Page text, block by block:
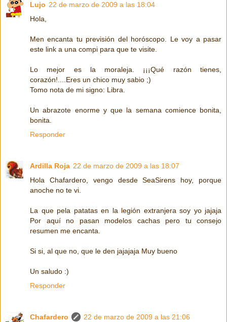
Lujo 22 de marzo de 2009 a las 18:04
Hola,
Men encanta tu previsión del horóscopo. Le voy a pasar
este link a una compi para que te visite.
Lo mejor es la moraleja. ¡¡¡Qué razón tienes,
corazón!....Eres un chico muy sabio ;)
Tomo nota de mi signo: Libra.
Un abrazote enorme y que la semana comience bonita,
bonita.
Responder
Ardilla Roja 22 de marzo de 2009 a las 18:07
Hola Chafardero, vengo desde SeaSirens hoy, porque
anoche no te vi.
La que pela patatas en la legión extranjera soy yo jajaja
Por aquí no pasan modelos cachas pero tu consejo
resumen me encanta.
Si si, al que no, que le den jajajaja Muy bueno
Un saludo :)
Responder
Chafardero
22 de marzo de 2009 a las 21:06